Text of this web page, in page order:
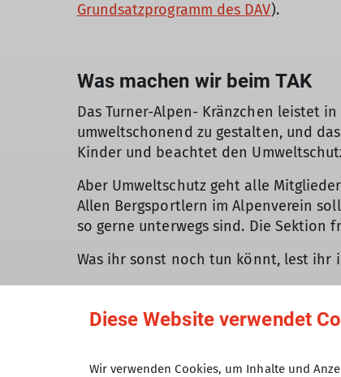
Grundsatzprogramm des DAV).
Was machen wir beim TAK
Das Turner-Alpen- Kränzchen leistet
umweltschonend zu gestalten, und
Kinder und beachtet den
Aber Umweltschutz geht alle
Allen Bergsportlern im Alpenverein
so gerne unterwegs sind. Die Sektion
Was ihr sonst noch tun könnt, lest ihr
Diese Website verwendet
Wir verwenden Cookies, um Inhalte und